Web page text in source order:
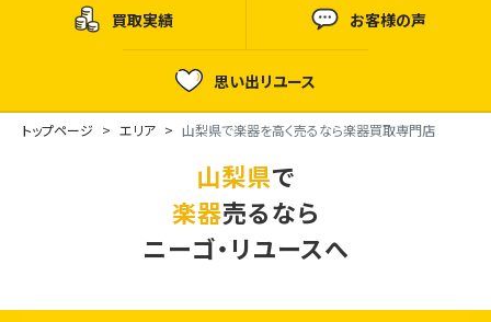
買取実績 お客様の声
思い出リユース
トップページ エリア 山梨県で楽器を高く売るなら楽器買取専門店
山梨県で
楽器売るなら
ニーゴ・リユースへ